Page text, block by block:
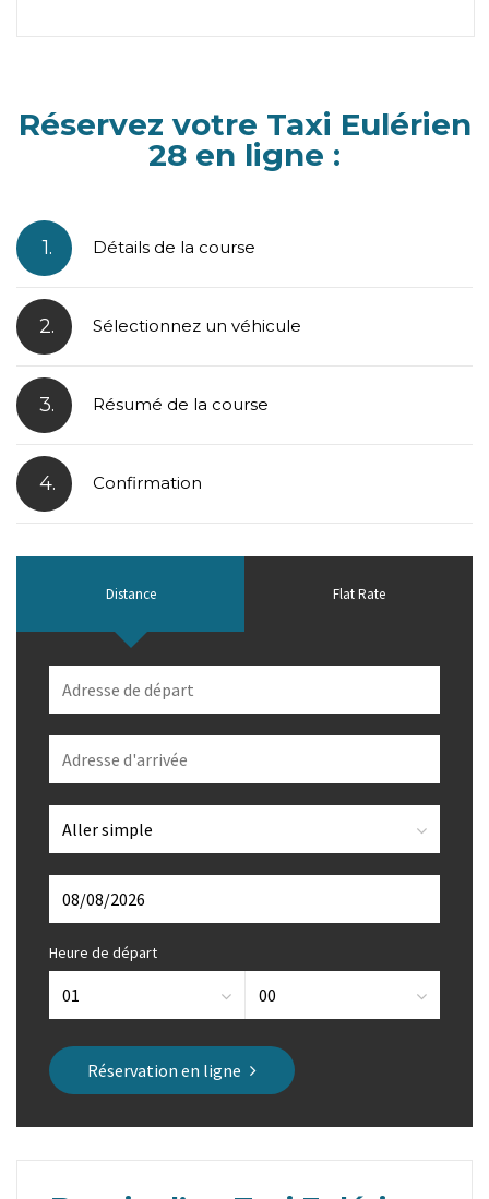
Réservez votre Taxi Eulérien
28 en ligne :
1. Détails de la course
2. Sélectionnez un véhicule
3. Résumé de la course
4. Confirmation
Distance Flat Rate
Heure de départ
Réservation en ligne